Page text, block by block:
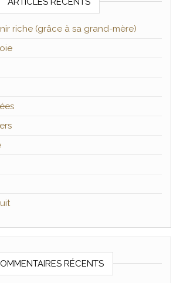
riche (grâce à sa grand-mère)
RÉCENTS